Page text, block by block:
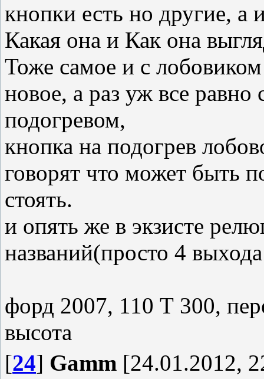
кнопки есть но другие, а
Какая она и Как она
Тоже самое и с
новое, а раз уж все равно
подогревом,
кнопка на подогрев
говорят что может быть
стоять.
и опять же в экзисте
названий(просто 4
форд 2007, 110 Т 300,
высота
[24] Gamm [24.01.2012,